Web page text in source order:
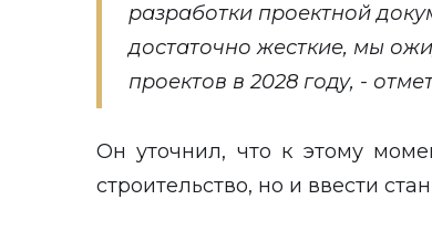
разработки проектной
достаточно жесткие, мы
проектов в 2028 году, -
Он уточнил, что к этому
строительство, но и ввести